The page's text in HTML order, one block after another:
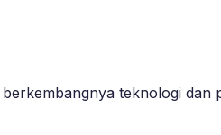
teknologi dan